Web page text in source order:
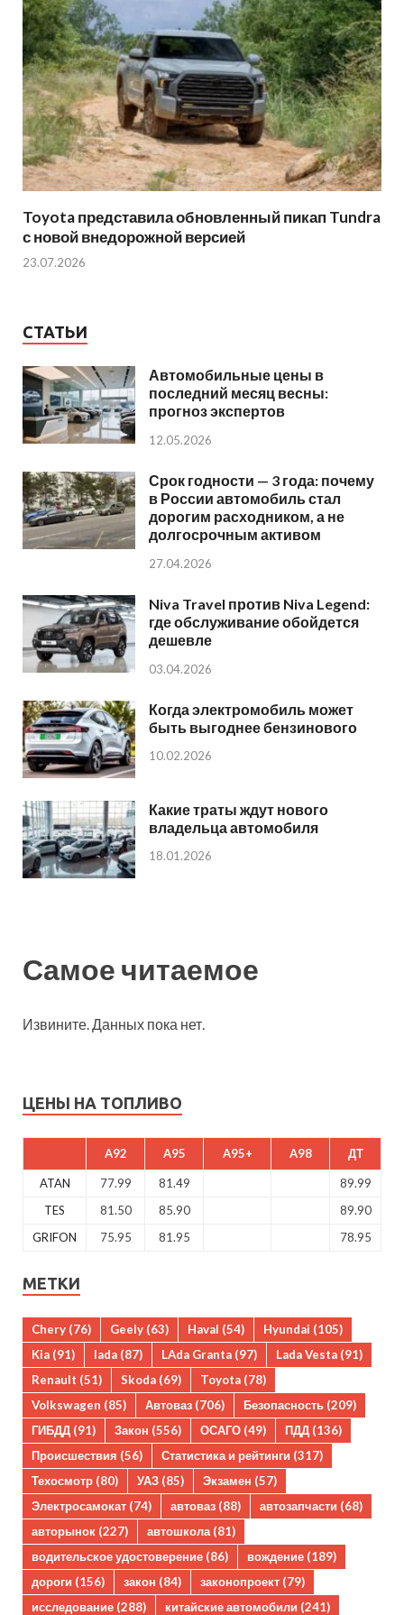
Toyota представила обновленный пикап Tundra
с новой внедорожной версией
23.07.2026
СТАТЬИ
Автомобильные цены в
последний месяц весны:
прогноз экспертов
12.05.2026
Срок годности — 3 года: почему
в России автомобиль стал
дорогим расходником, а не
долгосрочным активом
27.04.2026
Niva Travel против Niva Legend:
где обслуживание обойдется
дешевле
03.04.2026
Когда электромобиль может
быть выгоднее бензинового
10.02.2026
Какие траты ждут нового
владельца автомобиля
18.01.2026
Самое читаемое
Извините. Данных пока нет.
ЦЕНЫ НА ТОПЛИВО
A92 A95 A95+ A98 ДТ
ATAN 77.99 81.49
89.99
TES
81.50 85.90
89.90
GRIFON
75.95 81.95 78.95
МЕТКИ
Chery (76) Geely (63) Haval (54) Hyundai (105)
Kia (91) lada (87) LAda Granta (97) Lada Vesta (91)
Renault (51) Skoda (69) Toyota (78)
Volkswagen (85) Автоваз (706) Безопасность (209)
ГИБДД (91) Закон (556) ОСАГО (49) ПДД (136)
Происшествия (56) Статистика и рейтинги (317)
Техосмотр (80) УАЗ (85) Экзамен (57)
Электросамокат (74) автоваз (88) автозапчасти (68)
авторынок (227) автошкола (81)
водительское удостоверение (86) вождение (189)
дороги (156) закон (84) законопроект (79)
исследование (288) китайские автомобили (241)